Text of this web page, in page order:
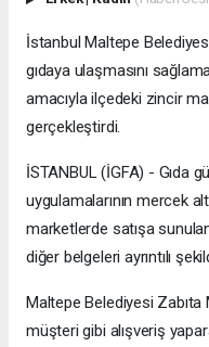
İstanbul Maltepe
gıdaya ulaşmasını
amacıyla ilçedeki zincir
gerçekleştirdi.
İSTANBUL (İGFA) - Gıda
uygulamalarının mercek
marketlerde satışa
diğer belgeleri ayrıntılı
Maltepe Belediyesi Zabıta
müşteri gibi alışveriş